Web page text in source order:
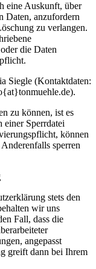
eine Auskunft, über
Daten, anzufordern
zu verlangen.
die Daten
Siegle (Kontaktdaten:
zu können, ist es
Sperrdatei
können
sperren
stets den
wir uns
Fall, dass die
angepasst
greift dann bei Ihrem